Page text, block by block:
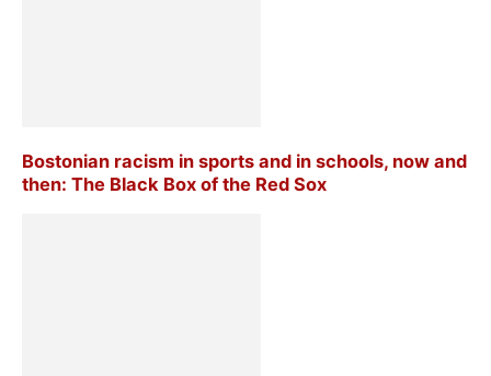
Bostonian racism in sports and in schools, now and
then: The Black Box of the Red Sox